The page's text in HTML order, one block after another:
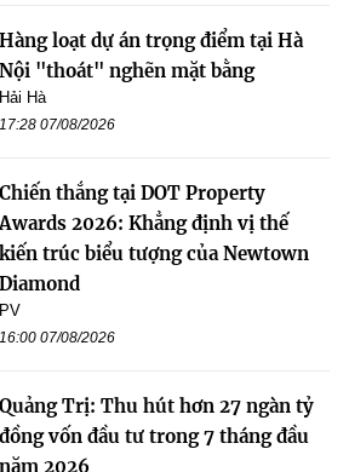
Hàng loạt dự án trọng điểm tại Hà
Nội "thoát" nghẽn mặt bằng
Hải Hà
17:28 07/08/2026
Chiến thắng tại DOT Property
Awards 2026: Khẳng định vị thế
kiến trúc biểu tượng của Newtown
Diamond
PV
16:00 07/08/2026
Quảng Trị: Thu hút hơn 27 ngàn tỷ
đồng vốn đầu tư trong 7 tháng đầu
năm 2026